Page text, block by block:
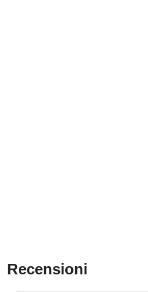
Recensioni